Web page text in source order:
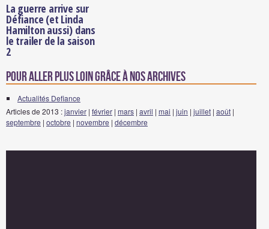
La guerre arrive sur
Défiance (et Linda
Hamilton aussi) dans
le trailer de la saison
2
Pour aller plus loin grâce à nos archives
Actualités Defiance
Articles de 2013 :janvier | février | mars | avril | mai | juin | juillet | août |
septembre | octobre | novembre | décembre